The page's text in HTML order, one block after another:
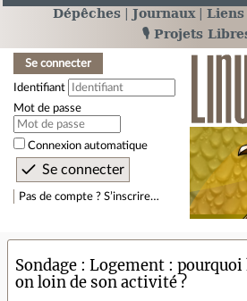
Dépêches Journaux Liens
🎙️ Projets
Se connecter
Identifiant
Mot de passe
Connexion automatique
Pas de compte ? S’inscrire…
Sondage
Logement :
on loin de son activité ?